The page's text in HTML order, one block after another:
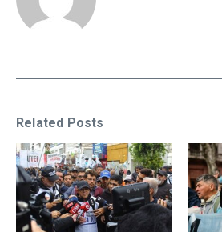
Related Posts